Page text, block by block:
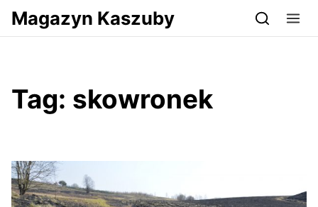
Przejdź do serwisu magazynkaszuby.pl
Magazyn Kaszuby
Tag: skowronek